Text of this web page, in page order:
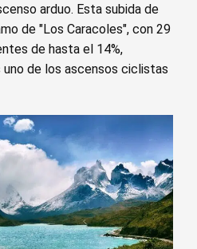
arduo. Esta subida de
de "Los Caracoles", con 29
de hasta el 14%,
de los ascensos ciclistas